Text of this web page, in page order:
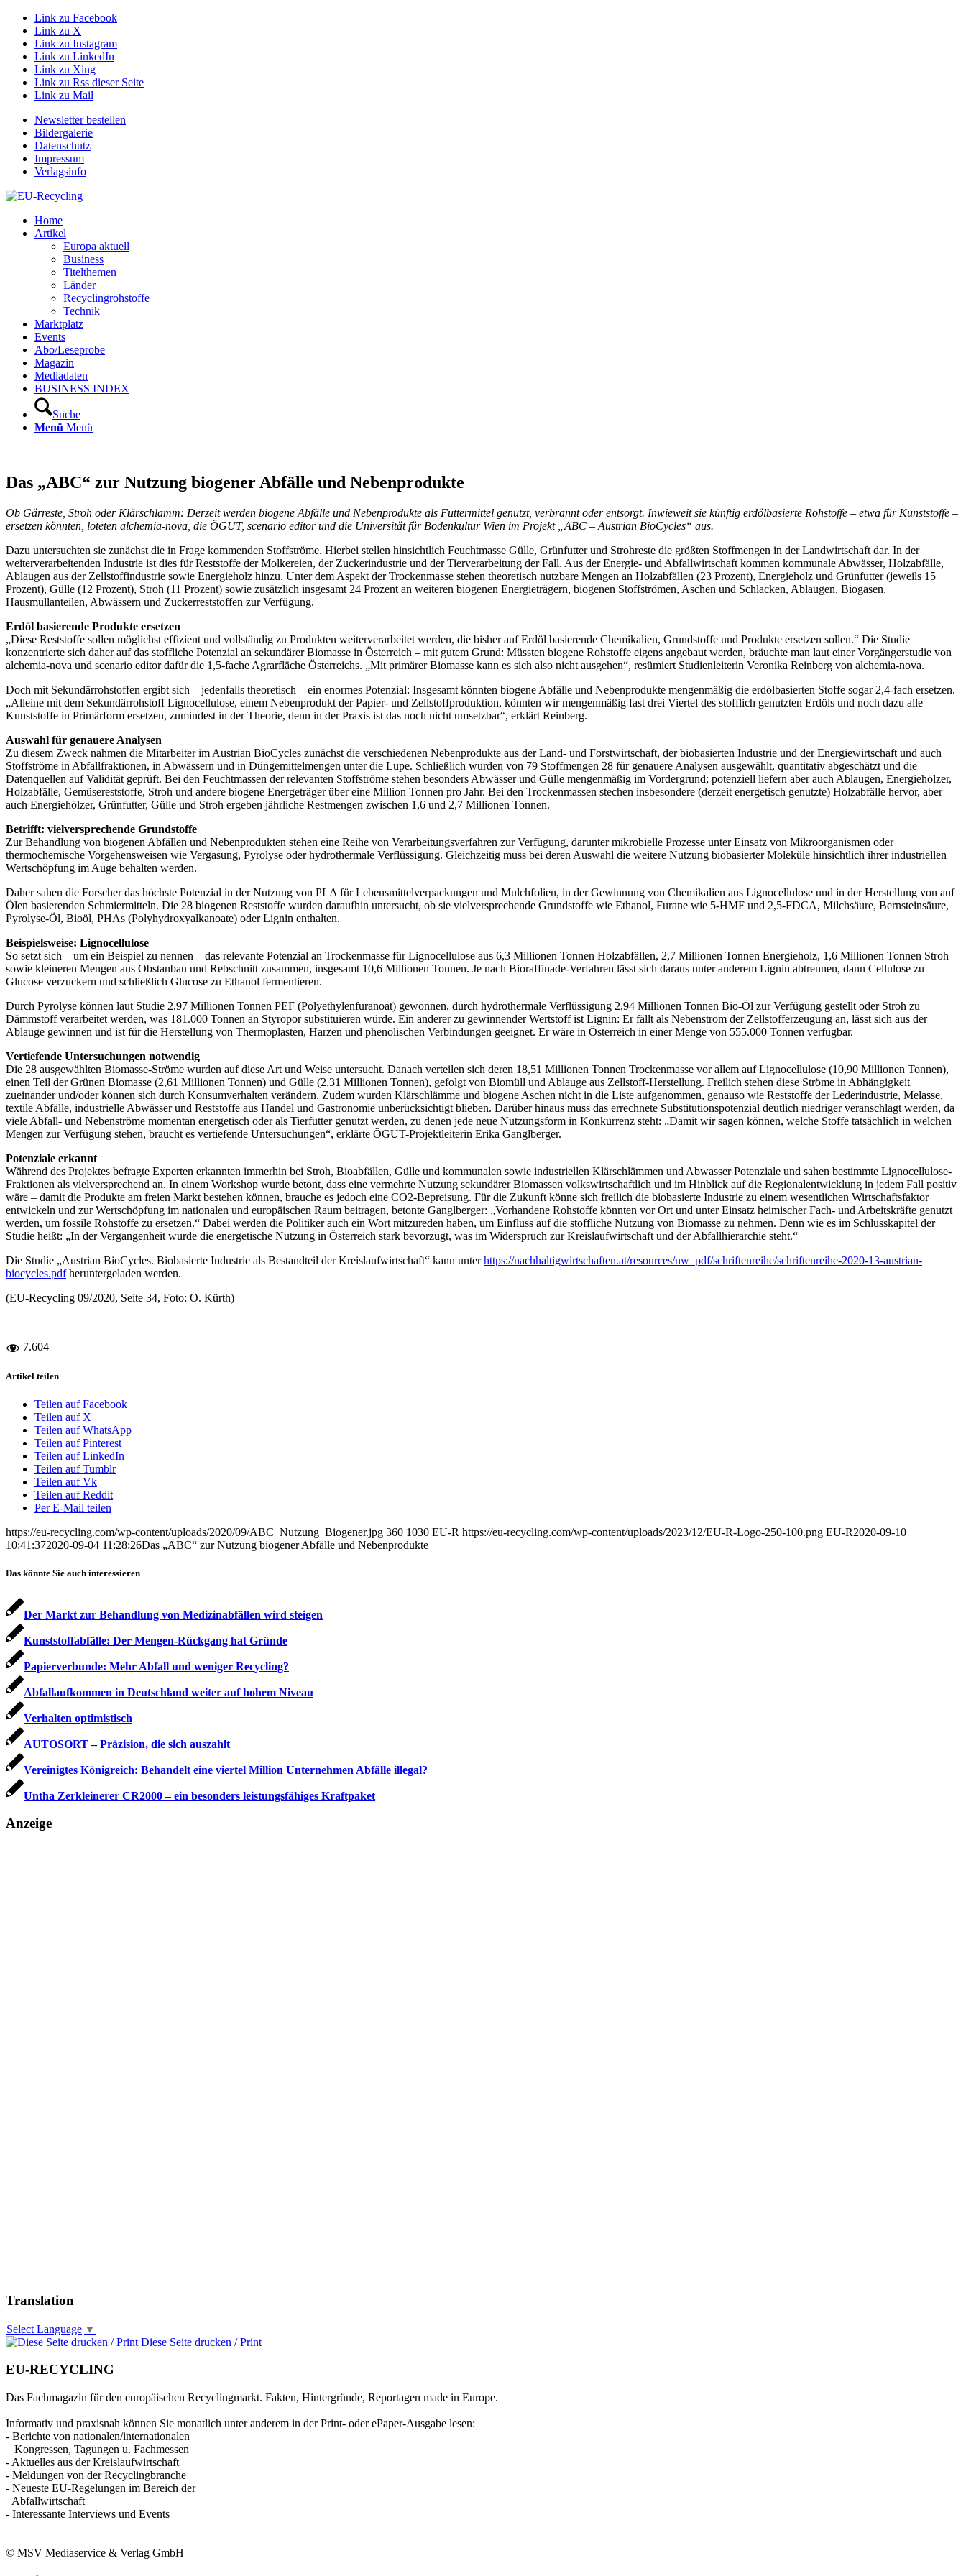
Link zu Facebook
Link zu X
Link zu Instagram
Link zu LinkedIn
Link zu Xing
Link zu Rss dieser Seite
Link zu Mail
Newsletter bestellen
Bildergalerie
Datenschutz
Impressum
Verlagsinfo
Home
Artikel
Europa aktuell
Business
Titelthemen
Länder
Recyclingrohstoffe
Technik
Marktplatz
Events
Abo/Leseprobe
Magazin
Mediadaten
BUSINESS INDEX
Suche
Menü Menü
Das „ABC“ zur Nutzung biogener Abfälle und Nebenprodukte
Ob Gärreste, Stroh oder Klärschlamm: Derzeit werden biogene Abfälle und Nebenprodukte als Futtermittel genutzt, verbrannt oder entsorgt. Inwieweit sie künftig erdölbasierte Rohstoffe – etwa für Kunststoffe –
ersetzen könnten, loteten alchemia-nova, die ÖGUT, scenario editor und die Universität für Bodenkultur Wien im Projekt „ABC – Austrian BioCycles“ aus.
Dazu untersuchten sie zunächst die in Frage kommenden Stoffströme. Hierbei stellen hinsichtlich Feuchtmasse Gülle, Grünfutter und Strohreste die größten Stoffmengen in der Landwirtschaft dar. In der
weiterverarbeitenden Industrie ist dies für Reststoffe der Molkereien, der Zuckerindustrie und der Tierverarbeitung der Fall. Aus der Energie- und Abfallwirtschaft kommen kommunale Abwässer, Holzabfälle,
Ablaugen aus der Zellstoffindustrie sowie Energieholz hinzu. Unter dem Aspekt der Trockenmasse stehen theoretisch nutzbare Mengen an Holzabfällen (23 Prozent), Energieholz und Grünfutter (jeweils 15
Prozent), Gülle (12 Prozent), Stroh (11 Prozent) sowie zusätzlich insgesamt 24 Prozent an weiteren biogenen Energieträgern, biogenen Stoffströmen, Aschen und Schlacken, Ablaugen, Biogasen,
Hausmüllanteilen, Abwässern und Zuckerreststoffen zur Verfügung.
Erdöl basierende Produkte ersetzen
„Diese Reststoffe sollen möglichst effizient und vollständig zu Produkten weiterverarbeitet werden, die bisher auf Erdöl basierende Chemikalien, Grundstoffe und Produkte ersetzen sollen.“ Die Studie
konzentrierte sich daher auf das stoffliche Potenzial an sekundärer Biomasse in Österreich – mit gutem Grund: Müssten biogene Rohstoffe eigens angebaut werden, bräuchte man laut einer Vorgängerstudie von
alchemia-nova und scenario editor dafür die 1,5-fache Agrarfläche Österreichs. „Mit primärer Biomasse kann es sich also nicht ausgehen“, resümiert Studienleiterin Veronika Reinberg von alchemia-nova.
Doch mit Sekundärrohstoffen ergibt sich – jedenfalls theoretisch – ein enormes Potenzial: Insgesamt könnten biogene Abfälle und Nebenprodukte mengenmäßig die erdölbasierten Stoffe sogar 2,4-fach ersetzen.
„Alleine mit dem Sekundärrohstoff Lignocellulose, einem Nebenprodukt der Papier- und Zellstoffproduktion, könnten wir mengenmäßig fast drei Viertel des stofflich genutzten Erdöls und noch dazu alle
Kunststoffe in Primärform ersetzen, zumindest in der Theorie, denn in der Praxis ist das noch nicht umsetzbar“, erklärt Reinberg.
Auswahl für genauere Analysen
Zu diesem Zweck nahmen die Mitarbeiter im Austrian BioCycles zunächst die verschiedenen Nebenprodukte aus der Land- und Forstwirtschaft, der biobasierten Industrie und der Energiewirtschaft und auch
Stoffströme in Abfallfraktionen, in Abwässern und in Düngemittelmengen unter die Lupe. Schließlich wurden von 79 Stoffmengen 28 für genauere Analysen ausgewählt, quantitativ abgeschätzt und die
Datenquellen auf Validität geprüft. Bei den Feuchtmassen der relevanten Stoffströme stehen besonders Abwässer und Gülle mengenmäßig im Vordergrund; potenziell liefern aber auch Ablaugen, Energiehölzer,
Holzabfälle, Gemüsereststoffe, Stroh und andere biogene Energeträger über eine Million Tonnen pro Jahr. Bei den Trockenmassen stechen insbesondere (derzeit energetisch genutzte) Holzabfälle hervor, aber
auch Energiehölzer, Grünfutter, Gülle und Stroh ergeben jährliche Restmengen zwischen 1,6 und 2,7 Millionen Tonnen.
Betrifft: vielversprechende Grundstoffe
Zur Behandlung von biogenen Abfällen und Nebenprodukten stehen eine Reihe von Verarbeitungsverfahren zur Verfügung, darunter mikrobielle Prozesse unter Einsatz von Mikroorganismen oder
thermochemische Vorgehensweisen wie Vergasung, Pyrolyse oder hydrothermale Verflüssigung. Gleichzeitig muss bei deren Auswahl die weitere Nutzung biobasierter Moleküle hinsichtlich ihrer industriellen
Wertschöpfung im Auge behalten werden.
Daher sahen die Forscher das höchste Potenzial in der Nutzung von PLA für Lebensmittelverpackungen und Mulchfolien, in der Gewinnung von Chemikalien aus Lignocellulose und in der Herstellung von auf
Ölen basierenden Schmiermitteln. Die 28 biogenen Reststoffe wurden daraufhin untersucht, ob sie vielversprechende Grundstoffe wie Ethanol, Furane wie 5-HMF und 2,5-FDCA, Milchsäure, Bernsteinsäure,
Pyrolyse-Öl, Bioöl, PHAs (Polyhydroxyalkanoate) oder Lignin enthalten.
Beispielsweise: Lignocellulose
So setzt sich – um ein Beispiel zu nennen – das relevante Potenzial an Trockenmasse für Lignocellulose aus 6,3 Millionen Tonnen Holzabfällen, 2,7 Millionen Tonnen Energieholz, 1,6 Millionen Tonnen Stroh
sowie kleineren Mengen aus Obstanbau und Rebschnitt zusammen, insgesamt 10,6 Millionen Tonnen. Je nach Bioraffinade-Verfahren lässt sich daraus unter anderem Lignin abtrennen, dann Cellulose zu
Glucose verzuckern und schließlich Glucose zu Ethanol fermentieren.
Durch Pyrolyse können laut Studie 2,97 Millionen Tonnen PEF (Polyethylenfuranoat) gewonnen, durch hydrothermale Verflüssigung 2,94 Millionen Tonnen Bio-Öl zur Verfügung gestellt oder Stroh zu
Dämmstoff verarbeitet werden, was 181.000 Tonnen an Styropor substituieren würde. Ein anderer zu gewinnender Wertstoff ist Lignin: Er fällt als Nebenstrom der Zellstofferzeugung an, lässt sich aus der
Ablauge gewinnen und ist für die Herstellung von Thermoplasten, Harzen und phenolischen Verbindungen geeignet. Er wäre in Österreich in einer Menge von 555.000 Tonnen verfügbar.
Vertiefende Untersuchungen notwendig
Die 28 ausgewählten Biomasse-Ströme wurden auf diese Art und Weise untersucht. Danach verteilen sich deren 18,51 Millionen Tonnen Trockenmasse vor allem auf Lignocellulose (10,90 Millionen Tonnen),
einen Teil der Grünen Biomasse (2,61 Millionen Tonnen) und Gülle (2,31 Millionen Tonnen), gefolgt von Biomüll und Ablauge aus Zellstoff-Herstellung. Freilich stehen diese Ströme in Abhängigkeit
zueinander und/oder können sich durch Konsumverhalten verändern. Zudem wurden Klärschlämme und biogene Aschen nicht in die Liste aufgenommen, genauso wie Reststoffe der Lederindustrie, Melasse,
textile Abfälle, industrielle Abwässer und Reststoffe aus Handel und Gastronomie unberücksichtigt blieben. Darüber hinaus muss das errechnete Substitutionspotenzial deutlich niedriger veranschlagt werden, da
viele Abfall- und Nebenströme momentan energetisch oder als Tierfutter genutzt werden, zu denen jede neue Nutzungsform in Konkurrenz steht: „Damit wir sagen können, welche Stoffe tatsächlich in welchen
Mengen zur Verfügung stehen, braucht es vertiefende Untersuchungen“, erklärte ÖGUT-Projektleiterin Erika Ganglberger.
Potenziale erkannt
Während des Projektes befragte Experten erkannten immerhin bei Stroh, Bioabfällen, Gülle und kommunalen sowie industriellen Klärschlämmen und Abwasser Potenziale und sahen bestimmte Lignocellulose-
Fraktionen als vielversprechend an. In einem Workshop wurde betont, dass eine vermehrte Nutzung sekundärer Biomassen volkswirtschaftlich und im Hinblick auf die Regionalentwicklung in jedem Fall positiv
wäre – damit die Produkte am freien Markt bestehen können, brauche es jedoch eine CO2-Bepreisung. Für die Zukunft könne sich freilich die biobasierte Industrie zu einem wesentlichen Wirtschaftsfaktor
entwickeln und zur Wertschöpfung im nationalen und europäischen Raum beitragen, betonte Ganglberger: „Vorhandene Rohstoffe könnten vor Ort und unter Einsatz heimischer Fach- und Arbeitskräfte genutzt
werden, um fossile Rohstoffe zu ersetzen.“ Dabei werden die Politiker auch ein Wort mitzureden haben, um Einfluss auf die stoffliche Nutzung von Biomasse zu nehmen. Denn wie es im Schlusskapitel der
Studie heißt: „In der Vergangenheit wurde die energetische Nutzung in Österreich stark bevorzugt, was im Widerspruch zur Kreislaufwirtschaft und der Abfallhierarchie steht.“
Die Studie „Austrian BioCycles. Biobasierte Industrie als Bestandteil der Kreislaufwirtschaft“ kann unterhttps://nachhaltigwirtschaften.at/resources/nw_pdf/schriftenreihe/schriftenreihe-2020-13-austrian-
biocycles.pdfheruntergeladen werden.
(EU-Recycling 09/2020, Seite 34, Foto: O. Kürth)
7.604
Artikel teilen
Teilen auf Facebook
Teilen auf X
Teilen auf WhatsApp
Teilen auf Pinterest
Teilen auf LinkedIn
Teilen auf Tumblr
Teilen auf Vk
Teilen auf Reddit
Per E-Mail teilen
https://eu-recycling.com/wp-content/uploads/2020/09/ABC_Nutzung_Biogener.jpg 360 1030 EU-R https://eu-recycling.com/wp-content/uploads/2023/12/EU-R-Logo-250-100.png EU-R2020-09-10
10:41:372020-09-04 11:28:26Das „ABC“ zur Nutzung biogener Abfälle und Nebenprodukte
Das könnte Sie auch interessieren
Der Markt zur Behandlung von Medizinabfällen wird steigen
Kunststoffabfälle: Der Mengen-Rückgang hat Gründe
Papierverbunde: Mehr Abfall und weniger Recycling?
Abfallaufkommen in Deutschland weiter auf hohem Niveau
Verhalten optimistisch
AUTOSORT – Präzision, die sich auszahlt
Vereinigtes Königreich: Behandelt eine viertel Million Unternehmen Abfälle illegal?
Untha Zerkleinerer CR2000 – ein besonders leistungsfähiges Kraftpaket
Anzeige
Translation
Select Language ▼
Diese Seite drucken / Print
EU-RECYCLING
Das Fachmagazin für den europäischen Recyclingmarkt. Fakten, Hintergründe, Reportagen made in Europe.
Informativ und praxisnah können Sie monatlich unter anderem in der Print- oder ePaper-Ausgabe lesen:
- Berichte von nationalen/internationalen
Kongressen, Tagungen u. Fachmessen
- Aktuelles aus der Kreislaufwirtschaft
- Meldungen von der Recyclingbranche
- Neueste EU-Regelungen im Bereich der
Abfallwirtschaft
- Interessante Interviews und Events
© MSV Mediaservice & Verlag GmbH